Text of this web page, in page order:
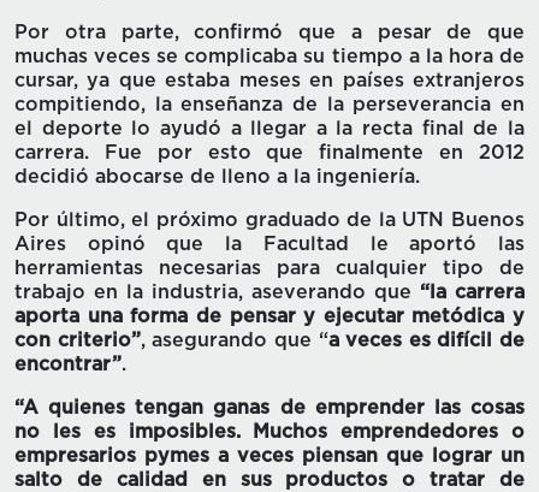
Por otra parte, confirmó que a pesar de que
muchas veces se complicaba su tiempo a la hora de
cursar, ya que estaba meses en países extranjeros
compitiendo, la enseñanza de la perseverancia en
el deporte lo ayudó a llegar a la recta final de la
carrera. Fue por esto que finalmente en 2012
decidió abocarse de lleno a la ingeniería.
Por último, el próximo graduado de la UTN Buenos
Aires opinó que la Facultad le aportó las
herramientas necesarias para cualquier tipo de
trabajo en la industria, aseverando que “la carrera
aporta una forma de pensar y ejecutar metódica y
con criterio”, asegurando que “a veces es difícil de
encontrar”.
“A quienes tengan ganas de emprender las cosas
no les es imposibles. Muchos emprendedores o
empresarios pymes a veces piensan que lograr un
salto de calidad en sus productos o tratar de